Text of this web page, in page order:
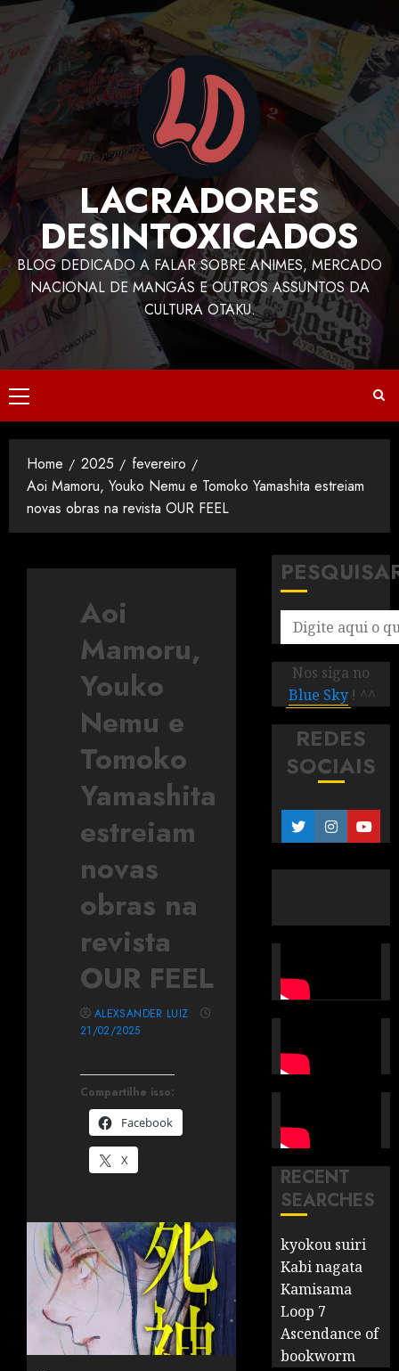
LACRADORES
DESINTOXICADOS
BLOG DEDICADO A FALAR SOBRE ANIMES, MERCADO
NACIONAL DE MANGÁS E OUTROS ASSUNTOS DA
CULTURA OTAKU.
Home 2025
fevereiro
Aoi Mamoru, Youko Nemu e Tomoko Yamashita estreiam
novas obras na revista OUR FEEL
Aoi
Mamoru,
Youko
Nemu e
Tomoko
Yamashita
estreiam
novas
obras na
revista
OUR FEEL
Compartilhe isso:
Facebook
X
ALEXSANDER LUIZ
21/02/2025
Nos siga no
Blue Sky ! ^^
REDES
SOCIAIS
RECENT
SEARCHES
kyokou suiri
Kabi nagata
Kamisama
Loop 7
Ascendance of
bookworm